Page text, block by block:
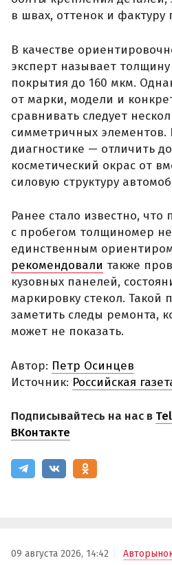
в швах, оттенок и фактуру
В качестве
эксперт называет толщину
покрытия до 160 мкм.
от марки, модели и
сравнивать следует
симметричных элементов.
диагностике — отличить
косметический окрас от
силовую структуру
Ранее стало известно,
с пробегом толщиномер не
единственным
рекомендовали также
кузовных панелей,
маркировку стекол. Такой
заметить следы ремонта,
может не показать.
Автор: Петр Осинцев
Источник: Российская
Подписывайтесь на нас в
ВКонтакте
09 августа 2026, 14:42